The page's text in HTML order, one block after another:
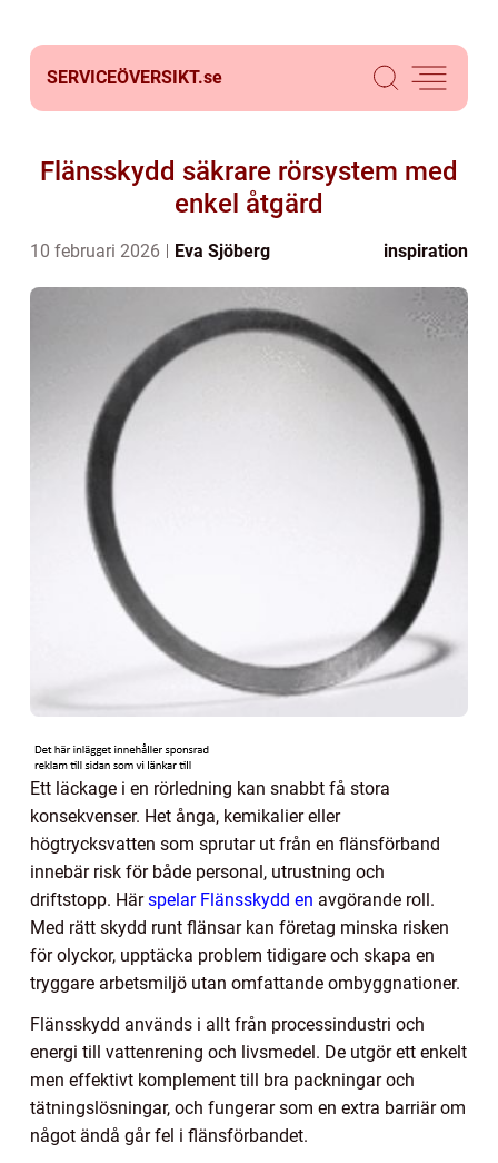
SERVICEÖVERSIKT.se
Flänsskydd säkrare rörsystem med
enkel åtgärd
10 februari 2026 Eva Sjöberg inspiration
Ett läckage i en rörledning kan snabbt få stora
konsekvenser. Het ånga, kemikalier eller
högtrycksvatten som sprutar ut från en flänsförband
innebär risk för både personal, utrustning och
driftstopp. Härspelar Flänsskydd en avgörande roll.
Med rätt skydd runt flänsar kan företag minska risken
för olyckor, upptäcka problem tidigare och skapa en
tryggare arbetsmiljö utan omfattande ombyggnationer.
Flänsskydd används i allt från processindustri och
energi till vattenrening och livsmedel. De utgör ett enkelt
men effektivt komplement till bra packningar och
tätningslösningar, och fungerar som en extra barriär om
något ändå går fel i flänsförbandet.